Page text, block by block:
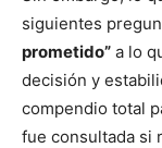
siguientes
prometido” a lo
decisión y
compendio total
fue consultada si